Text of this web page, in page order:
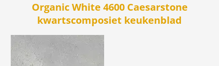
Organic White 4600 Caesarstone
kwartscomposiet keukenblad